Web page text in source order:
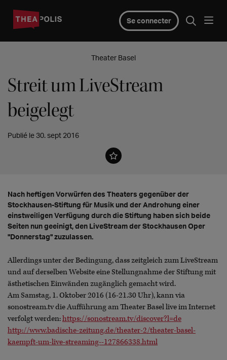
Se connecter
Theater Basel
Streit um LiveStream
beigelegt
Publié le 30. sept 2016
Nach heftigen Vorwürfen des Theaters gegenüber der
Stockhausen-Stiftung für Musik und der Androhung einer
einstweiligen Verfügung durch die Stiftung haben sich beide
Seiten nun geeinigt, den LiveStream der Stockhausen Oper
"Donnerstag" zuzulassen.
Allerdings unter der Bedingung, dass zeitgleich zum LiveStream
und auf derselben Website eine Stellungnahme der Stiftung mit
ästhetischen Einwänden zugänglich gemacht wird.
Am Samstag, 1. Oktober 2016 (16-21.30 Uhr), kann via
sonostream.tv die Aufführung am Theater Basel live im Internet
verfolgt werden:https://sonostream.tv/discover?l=de
http://www.badische-zeitung.de/theater-2/theater-basel-
kaempft-um-live-streaming--127866338.html